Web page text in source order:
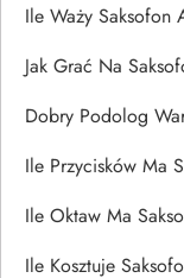
Ile Waży Saksofon
Jak Grać Na
Dobry Podolog
Ile Przycisków Ma
Ile Oktaw Ma
Ile Kosztuje